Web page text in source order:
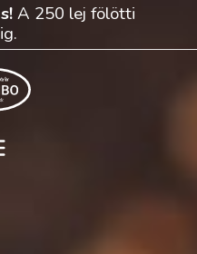
A 250 lej fölötti